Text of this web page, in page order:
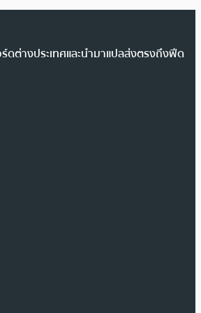
ดต่างประเทศและนำมาแปลส่งตรงถึงฟีด